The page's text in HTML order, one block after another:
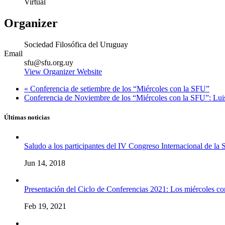
Virtual
Organizer
Sociedad Filosófica del Uruguay
Email
sfu@sfu.org.uy
View Organizer Website
« Conferencia de setiembre de los “Miércoles con la SFU”
Conferencia de Noviembre de los “Miércoles con la SFU”:
Últimas noticias
Saludo a los participantes del IV Congreso Internacional de la
Jun 14, 2018
Presentación del Ciclo de Conferencias 2021: Los miércoles
Feb 19, 2021